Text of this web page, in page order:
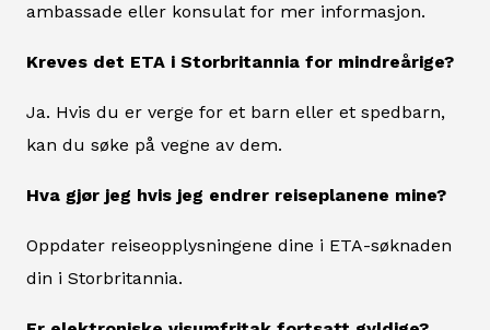
ambassade eller konsulat for mer informasjon.
Kreves det ETA i Storbritannia for mindreårige?
Ja. Hvis du er verge for et barn eller et spedbarn,
kan du søke på vegne av dem.
Hva gjør jeg hvis jeg endrer reiseplanene mine?
Oppdater reiseopplysningene dine i ETA-søknaden
din i Storbritannia.